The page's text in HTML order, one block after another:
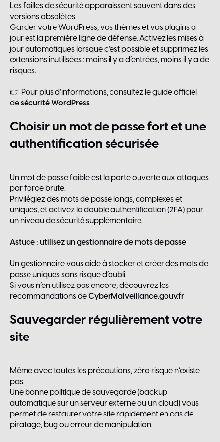
Les failles de sécurité apparaissent souvent dans des
versions obsolètes.
Garder votre WordPress, vos thèmes et vos plugins à
jour est la première ligne de défense. Activez les mises à
jour automatiques lorsque c’est possible et supprimez les
extensions inutilisées : moins il y a d’entrées, moins il y a de
risques.
👉 Pour plus d’informations, consultez le guide officiel
desécurité WordPress
Choisirun motdepassefortetune
authentificationsécurisée
Un mot de passe faible est la porte ouverte aux attaques
par force brute.
Privilégiez des mots de passe longs, complexes et
uniques, et activez la double authentification (2FA) pour
un niveau de sécurité supplémentaire.
Astuce : utilisez un gestionnaire de mots de passe
Un gestionnaire vous aide à stocker et créer des mots de
passe uniques sans risque d’oubli.
Si vous n’en utilisez pas encore, découvrez les
recommandations deCyberMalveillance.gouv.fr
Sauvegarderrégulièrementvotre
site
Même avec toutes les précautions, zéro risque n’existe
pas.
Une bonne politique de sauvegarde (backup
automatique sur un serveur externe ou un cloud) vous
permet de restaurer votre site rapidement en cas de
piratage, bug ou erreur de manipulation.